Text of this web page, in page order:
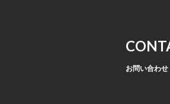
お問い合わせ